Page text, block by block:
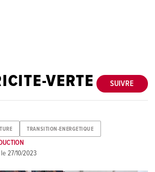
SUIVRE
VERTE
TRANSITION-ENERGETIQUE
le27/10/2023